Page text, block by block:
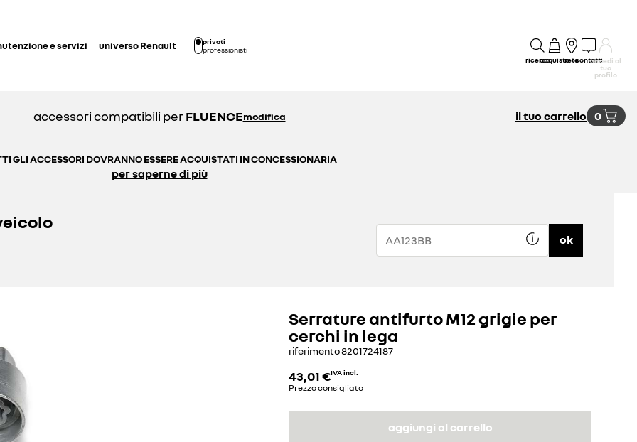
e servizi universo Renault
privati
professionisti
ricercaacquistoretecontattiaccedi al
tuo
profilo
accessori compatibili per FLUENCEmodifica il tuo carrello 0
GLI ACCESSORI DOVRANNO ESSERE ACQUISTATI IN CONCESSIONARIA
per saperne di più
ok
Serrature antifurto M12 grigie per
cerchi in lega
riferimento8201724187
43,01 €IVA incl.
Prezzo consigliato
aggiungi al carrello